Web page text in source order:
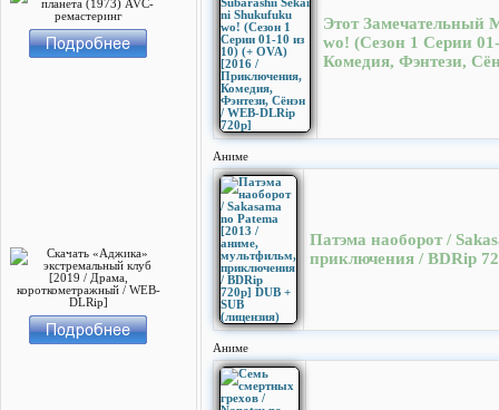
Этот Замечательный
wo! (Сезон 1 Серии
Комедия, Фэнтези,
Аниме
Патэма наоборот /
приключения / BDRip
Аниме